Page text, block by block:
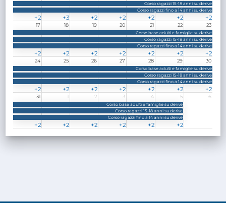
Corso ragazzi 15-18 anni su derive
Corso ragazzi fino a 14 anni su derive
+2
eventi
+3
eventi
+2
eventi
+2
eventi
+2
eventi
+2
eventi
+2
eventi
17 18 19 20 21 22 23
Corso base adulti e famiglie su derive
Corso ragazzi 15-18 anni su derive
Corso ragazzi fino a 14 anni su derive
+2
eventi
+2
eventi
+2
eventi
+2
eventi
+2
eventi
+2
eventi
+2
eventi
24 25 26 27 28 29 30
Corso base adulti e famiglie su derive
Corso ragazzi 15-18 anni su derive
Corso ragazzi fino a 14 anni su derive
+2
eventi
+2
eventi
+2
eventi
+2
eventi
+2
eventi
+2
eventi
+2
eventi
31 1 2 3 4 5 6
Corso base adulti e famiglie su derive
Corso ragazzi 15-18 anni su derive
Corso ragazzi fino a 14 anni su derive
+2
+2
+2
+2
+2
+2